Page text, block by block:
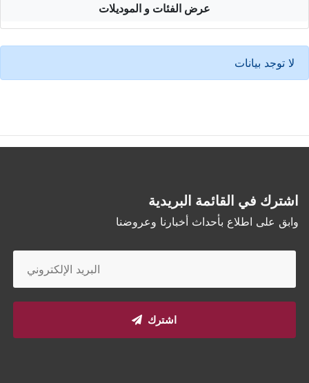
عرض الفئات و الموديلات
لا توجد بيانات
اشترك في القائمة البريدية
وابق على اطلاع بأحداث أخبارنا وعروضنا
اشترك